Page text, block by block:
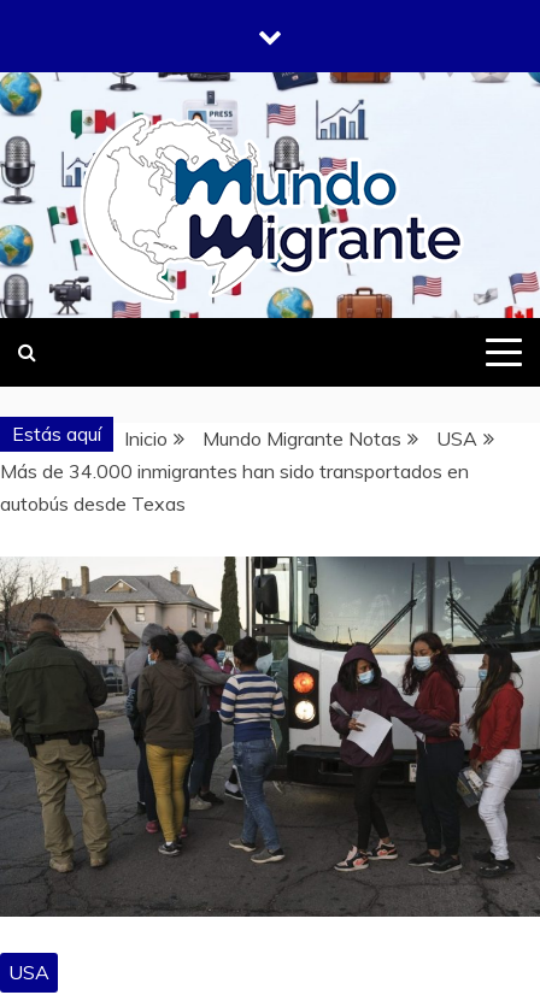
contenido
MUNDO
MIGRANTE
DONDE TODOS SOMOS MIGRANTES
Estás aquí Inicio Mundo Migrante Notas
USA
Más de 34.000 inmigrantes han sido transportados en
autobús desde Texas
USA